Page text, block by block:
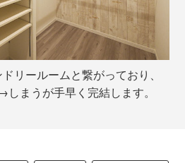
リールームと繋がっており、
まうが手早く完結します。